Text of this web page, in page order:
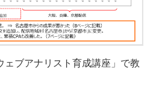
ブアナリスト育成講座」で教